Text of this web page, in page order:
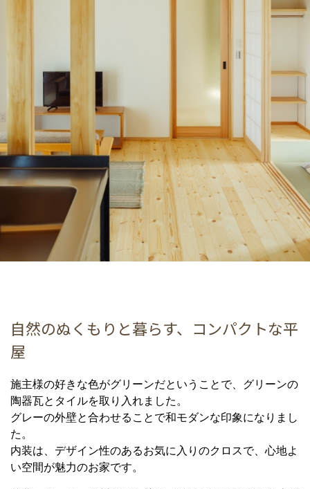
自然のぬくもりと暮らす、コンパクトな平
屋
施主様の好きな色がグリーンだということで、グリーンの
陶器瓦とタイルを取り入れました。
グレーの外壁と合わせることで和モダンな印象になりまし
た。
内装は、デザイン性のあるお気に入りのクロスで、心地よ
い空間が魅力のお家です。